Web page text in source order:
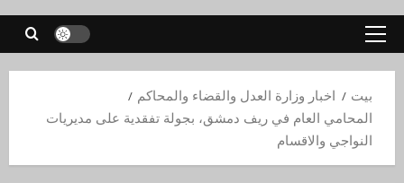
بيت
اخبار وزارة العدل والقضاء والمحاكم
المحامي العام في ريف دمشق، بجولة تفقدية على مديريات
النواجي والاقسام